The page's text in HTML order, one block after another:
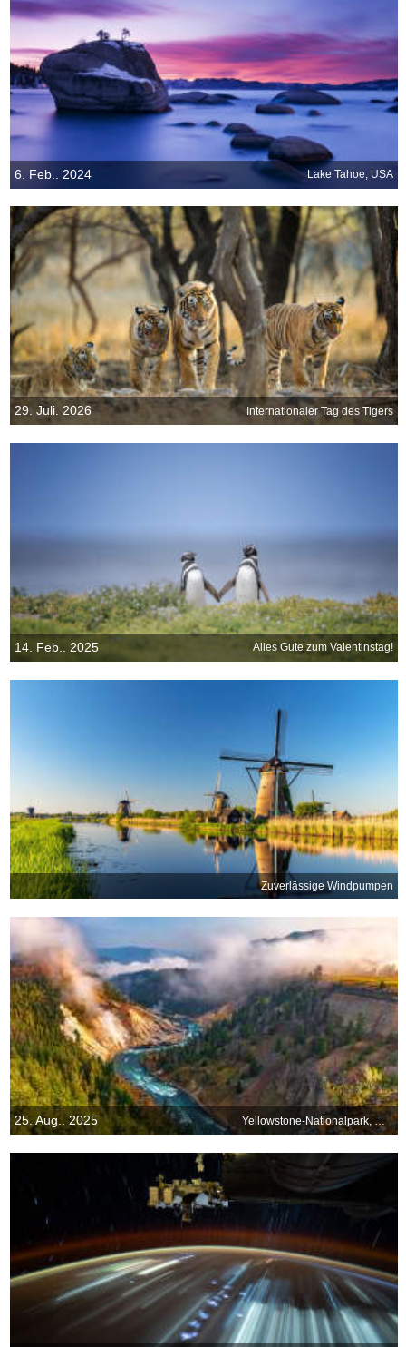
6. Feb.. 2024 Lake Tahoe, USA
29. Juli. 2026 Internationaler Tag des Tigers
14. Feb.. 2025 Alles Gute zum Valentinstag!
Zuverlässige Windpumpen
25. Aug.. 2025 Yellowstone-Nationalpark, Wyoming, USA